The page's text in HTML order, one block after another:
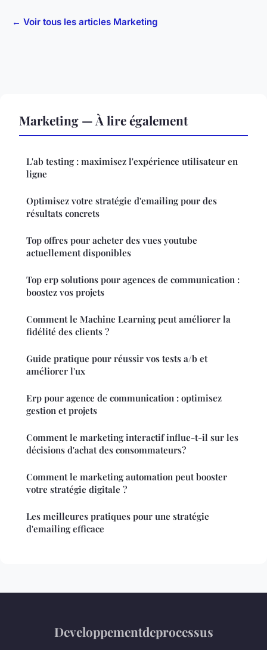
← Voir tous les articles Marketing
Marketing — À lire également
L'ab testing : maximisez l'expérience utilisateur en
ligne
Optimisez votre stratégie d'emailing pour des
résultats concrets
Top offres pour acheter des vues youtube
actuellement disponibles
Top erp solutions pour agences de communication :
boostez vos projets
Comment le Machine Learning peut améliorer la
fidélité des clients ?
Guide pratique pour réussir vos tests a/b et
améliorer l'ux
Erp pour agence de communication : optimisez
gestion et projets
Comment le marketing interactif influe-t-il sur les
décisions d'achat des consommateurs?
Comment le marketing automation peut booster
votre stratégie digitale ?
Les meilleures pratiques pour une stratégie
d'emailing efficace
Developpementdeprocessus